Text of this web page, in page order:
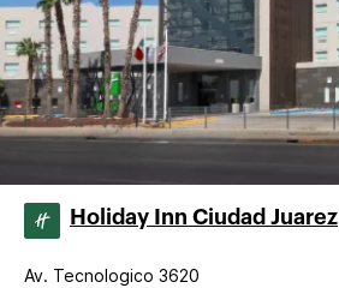
Holiday Inn Ciudad Juarez
Av. Tecnologico 3620